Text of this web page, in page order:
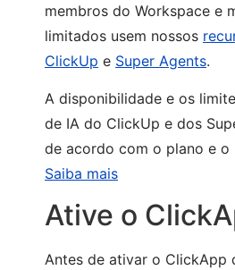
membros do Workspace e
limitados usem nossos
ClickUp e Super Agents.
A disponibilidade e os
de IA do ClickUp e dos
de acordo com o plano e o
Saiba mais
Ative o
Antes de ativar o ClickApp